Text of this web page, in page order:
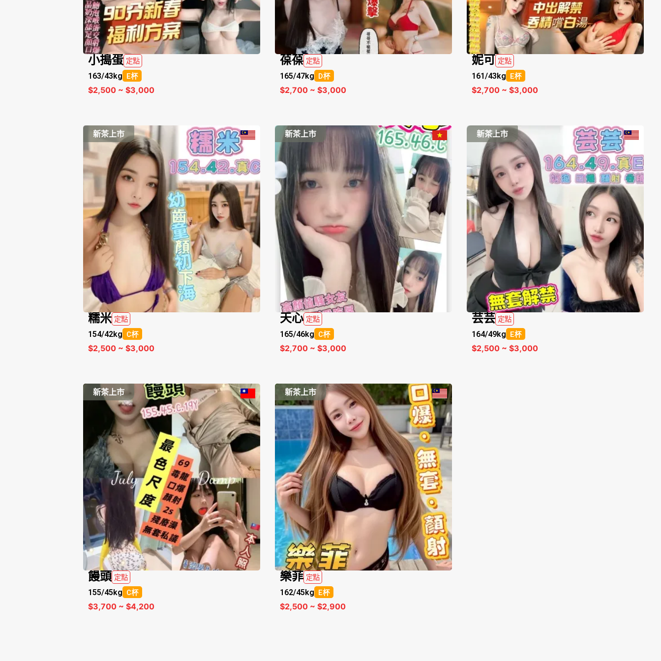
小搗蛋 定點
163/43kg E杯
$2,500 ~ $3,000
葆葆 定點
165/47kg D杯
$2,700 ~ $3,000
妮可 定點
161/43kg E杯
$2,700 ~ $3,000
新茶上市
糯米 定點
154/42kg C杯
$2,500 ~ $3,000
新茶上市
天心 定點
165/46kg C杯
$2,700 ~ $3,000
新茶上市
芸芸 定點
164/49kg E杯
$2,500 ~ $3,000
新茶上市
饅頭 定點
155/45kg C杯
$3,700 ~ $4,200
新茶上市
樂菲 定點
162/45kg E杯
$2,500 ~ $2,900